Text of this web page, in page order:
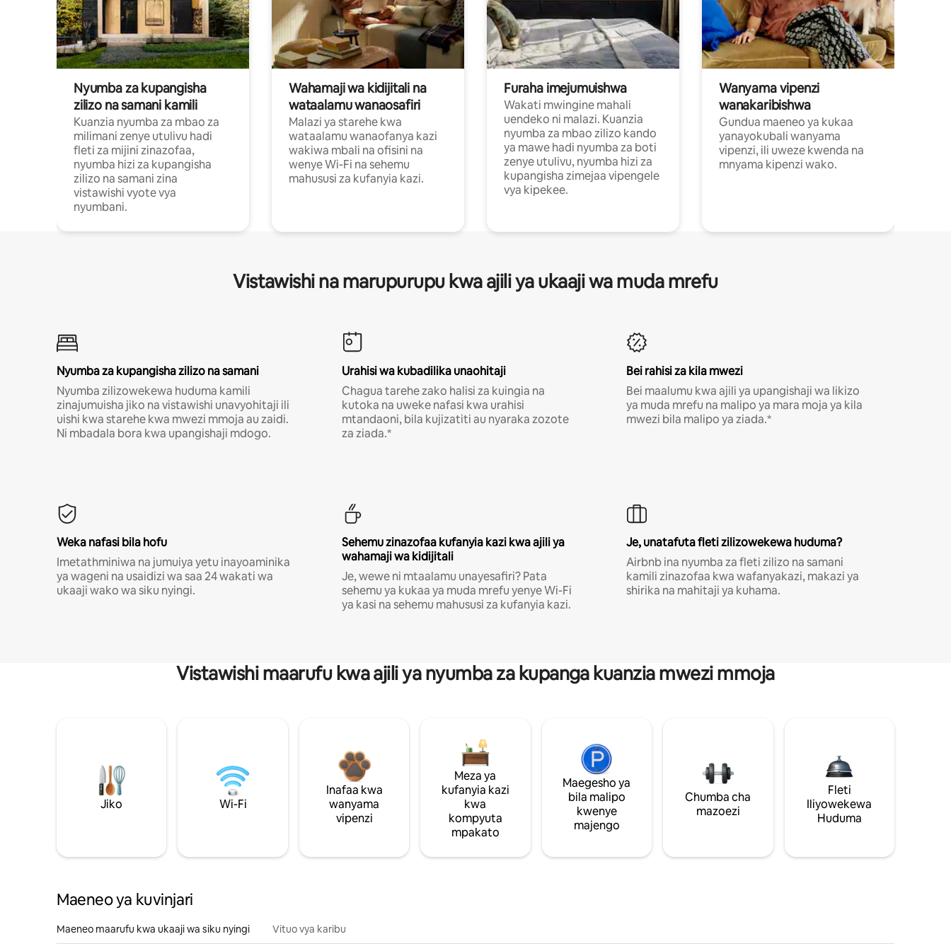
Nyumba za kupangisha
zilizo na samani kamili
Kuanzia nyumba za mbao za
milimani zenye utulivu hadi
fleti za mijini zinazofaa,
nyumba hizi za kupangisha
zilizo na samani zina
vistawishi vyote vya
nyumbani.
Wahamaji wa kidijitali na
wataalamu wanaosafiri
Malazi ya starehe kwa
wataalamu wanaofanya kazi
wakiwa mbali na ofisini na
wenye Wi-Fi na sehemu
mahususi za kufanyia kazi.
Furaha imejumuishwa
Wakati mwingine mahali
uendeko ni malazi. Kuanzia
nyumba za mbao zilizo kando
ya mawe hadi nyumba za boti
zenye utulivu, nyumba hizi za
kupangisha zimejaa vipengele
vya kipekee.
Wanyama vipenzi
wanakaribishwa
Gundua maeneo ya kukaa
yanayokubali wanyama
vipenzi, ili uweze kwenda na
mnyama kipenzi wako.
Vistawishi na marupurupu kwa ajili ya ukaaji wa muda mrefu
Nyumba za kupangisha zilizo na samani
Nyumba zilizowekewa huduma kamili
zinajumuisha jiko na vistawishi unavyohitaji ili
uishi kwa starehe kwa mwezi mmoja au zaidi.
Ni mbadala bora kwa upangishaji mdogo.
Urahisi wa kubadilika unaohitaji
Chagua tarehe zako halisi za kuingia na
kutoka na uweke nafasi kwa urahisi
mtandaoni, bila kujizatiti au nyaraka zozote
za ziada.*
Bei rahisi za kila mwezi
Bei maalumu kwa ajili ya upangishaji wa likizo
ya muda mrefu na malipo ya mara moja ya kila
mwezi bila malipo ya ziada.*
Weka nafasi bila hofu
Imetathminiwa na jumuiya yetu inayoaminika
ya wageni na usaidizi wa saa 24 wakati wa
ukaaji wako wa siku nyingi.
Sehemu zinazofaa kufanyia kazi kwa ajili ya
wahamaji wa kidijitali
Je, wewe ni mtaalamu unayesafiri? Pata
sehemu ya kukaa ya muda mrefu yenye Wi-Fi
ya kasi na sehemu mahususi za kufanyia kazi.
Je, unatafuta fleti zilizowekewa huduma?
Airbnb ina nyumba za fleti zilizo na samani
kamili zinazofaa kwa wafanyakazi, makazi ya
shirika na mahitaji ya kuhama.
Vistawishi maarufu kwa ajili ya nyumba za kupanga kuanzia mwezi mmoja
Jiko Wi-Fi
Inafaa kwa
wanyama
vipenzi
Meza ya
kufanyia kazi
kwa
kompyuta
mpakato
Maegesho ya
bila malipo
kwenye
majengo
Chumba cha
mazoezi
Fleti
Iliyowekewa
Huduma
Maeneo ya kuvinjari
Maeneo maarufu kwa ukaaji wa siku nyingi Vituo vya karibu